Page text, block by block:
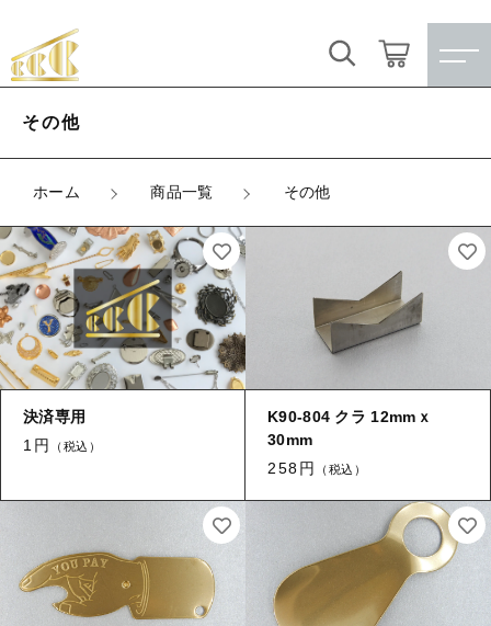
その他
ホーム 商品一覧 その他
決済専用
1円
（税込）
K90-804 クラ 12mmｘ
30mm
258円
（税込）
お気に入り
すべての商品
★訳ありアウトレット★
【メッキ付】 製品
【メッキ付】 ブローチ台
【はめこみパーツ】 アルミ板
【はめこみパーツ】 アミ
【表金具】 皿・ミール皿
すべて
【メッキ付】 製品
【メッキ付】 ブローチ台
【はめこみパーツ】 銅板
【はめこみパーツ】 アミ
【表金具】 皿・ミール皿
こだわり検索
親カテゴリ
子カテゴリ
価格帯
在庫あり